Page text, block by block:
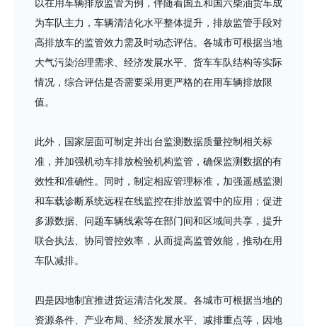
以在用车辆排放监管为例，伴随着国五和国六柴油货车成
为车队主力，车辆清洁化水平整体提升，排放监管手段对
高排放车的监管效力需及时动态评估。各城市可根据当地
大气污染治理需求、经济发展水平、货车车队结构等实际
情况，综合评估是否需要采用更严格的在用车辆排放限
值。
此外，国家层面可制定并出台监测数据质量控制相关标
准，并加强机动车排放检验机构监管，确保监测数据的有
效性和准确性。同时，制定相应管理标准，加强遥感监测
和车载诊断系统远程在线监控在排放监管中的应用；促进
多源数据、问题车辆线索等在部门间和区域间共享，提升
联合执法、协同管控效率，从而提高监管效能，推动在用
车队减排。
四是因地制宜推进货运清洁化发展。各城市可根据当地的
资源条件、产业布局、经济发展水平、减排重点等，因地